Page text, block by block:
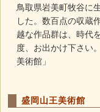
鳥取県岩美町牧谷に
した。数百点の収蔵
越な作品群は、時代
度、お出かけ下さい
美術館」
盛岡山王美術館